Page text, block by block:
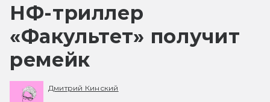
НФ-триллер
«Факультет» получит
ремейк
Дмитрий Кинский